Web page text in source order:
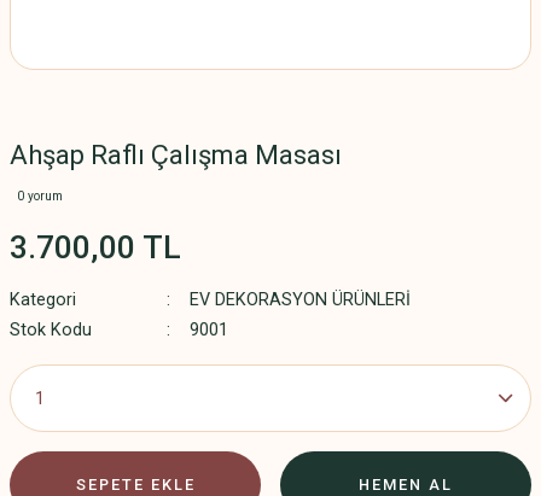
Ahşap Raflı Çalışma Masası
0 yorum
3.700,00 TL
Kategori
EV DEKORASYON ÜRÜNLERİ
Stok Kodu
9001
SEPETE EKLE HEMEN AL